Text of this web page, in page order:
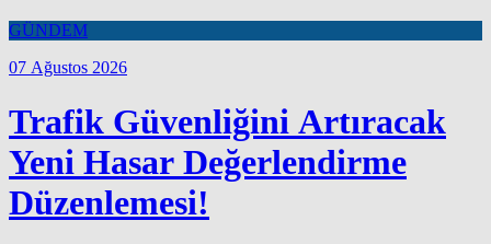
GÜNDEM
07 Ağustos 2026
Trafik Güvenliğini Artıracak
Yeni Hasar Değerlendirme
Düzenlemesi!